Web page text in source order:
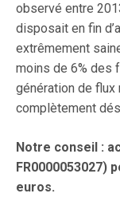
observé entre
disposait en fin
extrêmement
moins de 6% des
génération de
complètement
Notre conseil :
FR0000053027)
euros.